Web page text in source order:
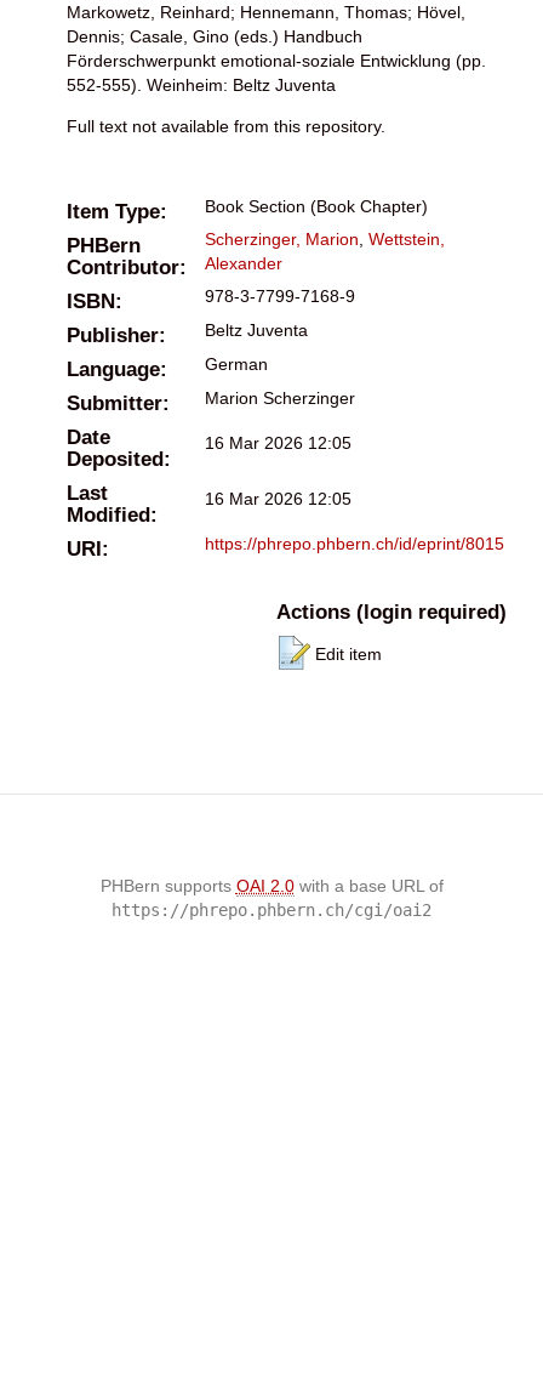
Markowetz, Reinhard; Hennemann, Thomas; Hövel,
Dennis; Casale, Gino (eds.) Handbuch
Förderschwerpunkt emotional-soziale Entwicklung (pp.
552-555). Weinheim: Beltz Juventa
Full text not available from this repository.
Item Type: Book Section (Book Chapter)
PHBern
Contributor:
Scherzinger, Marion Wettstein,
Alexander
ISBN: 978-3-7799-7168-9
Publisher: Beltz Juventa
Language: German
Submitter: Marion Scherzinger
Date
Deposited:
16 Mar 2026 12:05
Last
Modified:
16 Mar 2026 12:05
URI: https://phrepo.phbern.ch/id/eprint/8015
Actions (login required)
Edit item
PHBern supports OAI 2.0with a base URL of
https://phrepo.phbern.ch/cgi/oai2